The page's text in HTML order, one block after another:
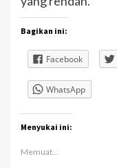
Bagikan ini:
Facebook
WhatsApp
Menyukai ini:
Memuat...